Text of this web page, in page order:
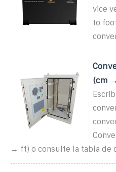
vice
to
(cm
→ ft) o consulte la tabla de